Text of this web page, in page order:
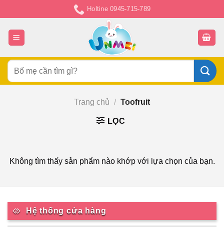
đến
nội
dung
Holtine 0945-715-789
Tìm
kiếm:
Trang chủ / Toofruit
LỌC
Không tìm thấy sản phẩm nào khớp với lựa chọn của bạn.
Hệ thống cửa hàng